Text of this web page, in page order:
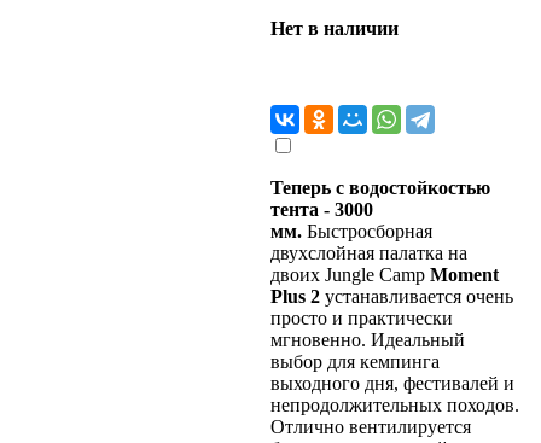
Нет в наличии
Теперь с водостойкостью
тента - 3000
мм. Быстросборная
двухслойная палатка на
двоих Jungle Camp Moment
Plus 2 устанавливается очень
просто и практически
мгновенно. Идеальный
выбор для кемпинга
выходного дня, фестивалей и
непродолжительных походов.
Отлично вентилируется